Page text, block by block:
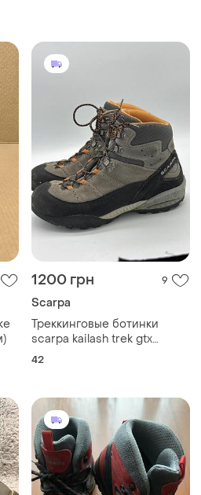
1200 грн 9
Scarpa
Треккинговые ботинки
scarpa kailash trek gtx
розмір 42 устілка 27-27,5 см
42